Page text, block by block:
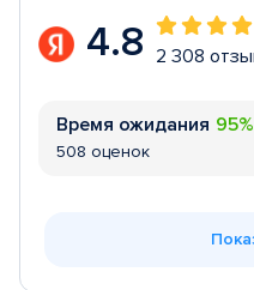
4.8 2 308
Время ожидания 95%
508 оценок